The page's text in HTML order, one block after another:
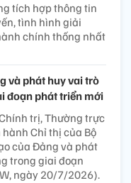
tích hợp thông tin
tình hình giải
chính thống nhất
và phát huy vai trò
đoạn phát triển mới
trị, Thường trực
Chỉ thị của Bộ
của Đảng và phát
trong giai đoạn
ngày 20/7/2026).